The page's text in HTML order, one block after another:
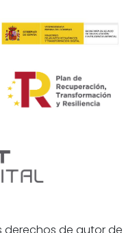
derechos de autor de